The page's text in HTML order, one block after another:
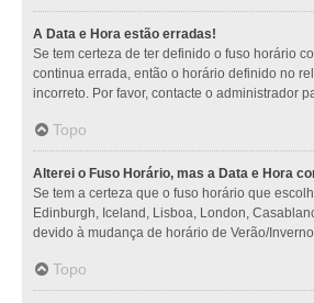
A Data e Hora estão erradas!
Se tem certeza de ter definido o fuso horário
continua errada, então o horário definido no
incorreto. Por favor, contacte o administrador
Topo
Alterei o Fuso Horário, mas a Data e Hora
Se tem a certeza que o fuso horário que
Edinburgh, Iceland, Lisboa, London,
devido à mudança de horário de Verão/
Topo